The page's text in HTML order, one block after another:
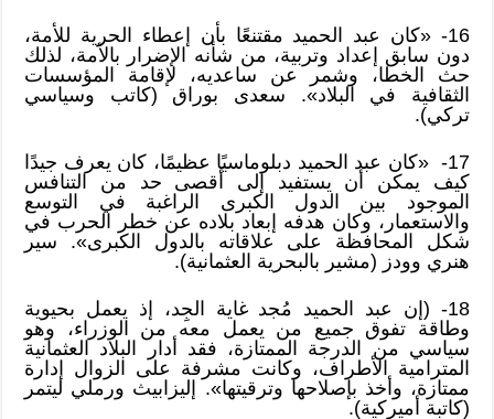
16- «كان عبد الحميد مقتنعًا بأن إعطاء الحرية للأمة،
دون سابق إعداد وتربية، من شأنه الإضرار بالأمة، لذلك
حث الخطا، وشمر عن ساعديه، لإقامة المؤسسات
الثقافية في البلاد». سعدى بوراق (كاتب وسياسي
تركي).
17- «كان عبد الحميد دبلوماسيًا عظيمًا، كان يعرف جيدًا
كيف يمكن أن يستفيد إلى أقصى حد من التنافس
الموجود بين الدول الكبرى الراغبة في التوسع
والاستعمار، وكان هدفه إبعاد بلاده عن خطر الحرب في
شكل المحافظة على علاقاته بالدول الكبرى». سير
هنري وودز (مشير بالبحرية العثمانية).
18- (إن عبد الحميد مُجد غاية الجِد، إذ يعمل بحيوية
وطاقة تفوق جميع من يعمل معه من الوزراء، وهو
سياسي من الدرجة الممتازة، فقد أدار البلاد العثمانية
المترامية الأطراف، وكانت مشرفة على الزوال إدارة
ممتازة، وأخذ بإصلاحها وترقيتها». إليزابيث ورملي ليتمر
(كاتبة أميركية).